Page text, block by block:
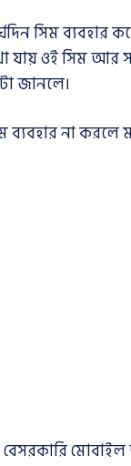
সিম ব্যবহার
যায় ওই সিম আর
জানলে।
না করলে